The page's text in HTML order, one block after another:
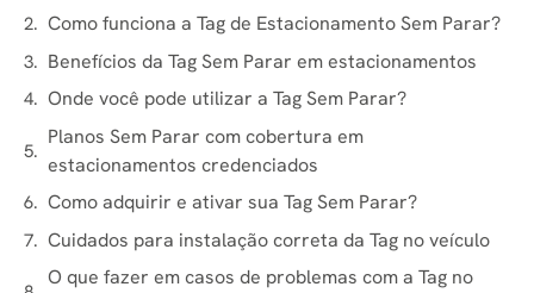
Como funciona a Tag de Estacionamento Sem Parar?
Benefícios da Tag Sem Parar em estacionamentos
Onde você pode utilizar a Tag Sem Parar?
Planos Sem Parar com cobertura em
estacionamentos credenciados
Como adquirir e ativar sua Tag Sem Parar?
Cuidados para instalação correta da Tag no veículo
O que fazer em casos de problemas com a Tag no